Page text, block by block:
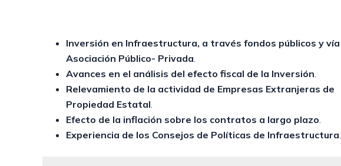
Inversión en Infraestructura, a través fondos públicos y vía
Asociación Público- Privada.
Avances en el análisis del efecto fiscal de la Inversión.
Relevamiento de la actividad de Empresas Extranjeras de
Propiedad Estatal.
Efecto de la inflación sobre los contratos a largo plazo.
Experiencia de los Consejos de Políticas de Infraestructura.